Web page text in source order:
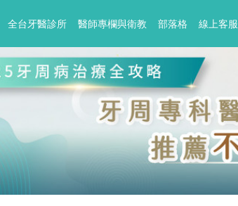
全台牙醫診所 醫師專欄與衛教 部落格 線上客服